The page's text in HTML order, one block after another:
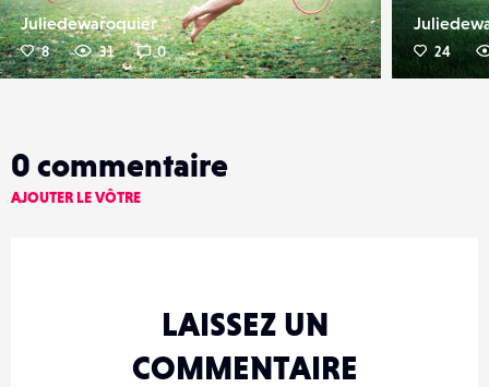
Juliedewaroquier
8 31 0 24
0 commentaire
AJOUTER LE VÔTRE
LAISSEZ UN
COMMENTAIRE